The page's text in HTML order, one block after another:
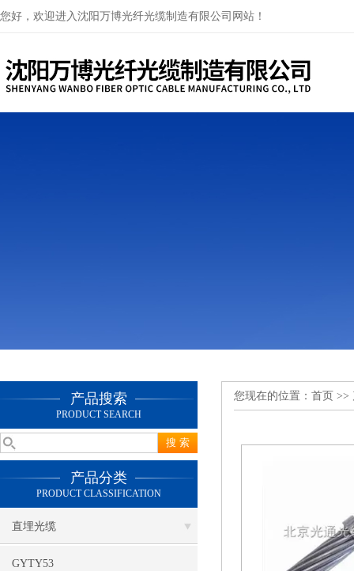
您好，欢迎进入沈阳万博光纤光缆制造有限公司网站！
产品搜索
PRODUCT SEARCH
产品分类
PRODUCT CLASSIFICATION
直埋光缆
GYTY53
您现在的位置： 首页 >>